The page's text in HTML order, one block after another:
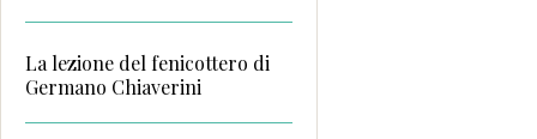
La lezione del fenicottero di
Germano Chiaverini